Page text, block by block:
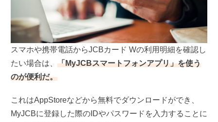
スマホや携帯電話からJCBカード Wの利用明細を確認し
たい場合は、 「MyJCBスマートフォンアプリ」を使う
のが便利だ。
これはAppStoreなどから無料でダウンロードができ、
MyJCBに登録した際のIDやパスワードを入力することに